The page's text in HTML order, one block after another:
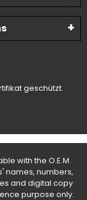
geschützt.
with the O.E.M.
names, numbers,
and digital copy
purpose only.